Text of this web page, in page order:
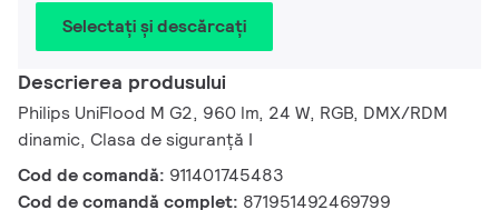
Selectați și descărcați
Descrierea produsului
Philips UniFlood M G2, 960 lm, 24 W, RGB, DMX/RDM
dinamic, Clasa de siguranță I
Cod de comandă: 911401745483
Cod de comandă complet: 871951492469799